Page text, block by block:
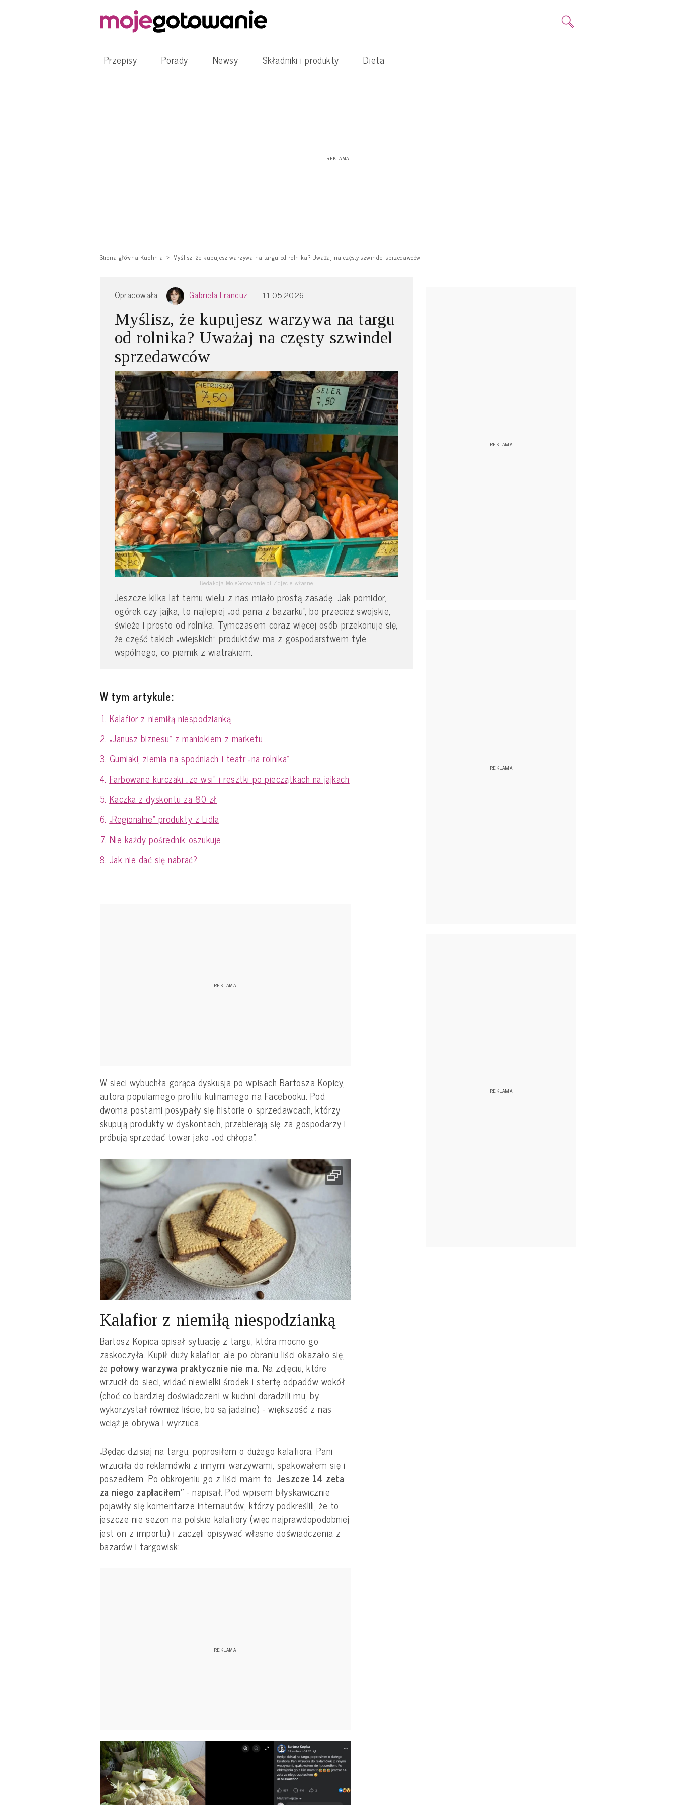
Przepisy Porady Newsy Składniki i produkty Dieta
Strona główna Kuchnia Myślisz, że kupujesz warzywa na targu od rolnika? Uważaj na częsty szwindel sprzedawców
Opracowała: Gabriela Francuz 11.05.2026
Myślisz, że kupujesz warzywa na targu
od rolnika? Uważaj na częsty szwindel
sprzedawców
Redakcja MojeGotowanie.pl Zdjęcie własne
Jeszcze kilka lat temu wielu z nas miało prostą zasadę. Jak pomidor,
ogórek czy jajka, to najlepiej „od pana z bazarku”, bo przecież swojskie,
świeże i prosto od rolnika. Tymczasem coraz więcej osób przekonuje się,
że część takich „wiejskich” produktów ma z gospodarstwem tyle
wspólnego, co piernik z wiatrakiem.
W tym artykule:
Kalafior z niemiłą niespodzianką
„Janusz biznesu” z maniokiem z marketu
Gumiaki, ziemia na spodniach i teatr „na rolnika”
Farbowane kurczaki „ze wsi” i resztki po pieczątkach na jajkach
Kaczka z dyskontu za 80 zł
„Regionalne” produkty z Lidla
Nie każdy pośrednik oszukuje
Jak nie dać się nabrać?
W sieci wybuchła gorąca dyskusja po wpisach Bartosza Kopicy,
autora popularnego profilu kulinarnego na Facebooku. Pod
dwoma postami posypały się historie o sprzedawcach, którzy
skupują produkty w dyskontach, przebierają się za gospodarzy i
próbują sprzedać towar jako „od chłopa”.
Kalafior z niemiłą niespodzianką
Bartosz Kopica opisał sytuację z targu, która mocno go
zaskoczyła. Kupił duży kalafior, ale po obraniu liści okazało się,
że połowy warzywa praktycznie nie ma. Na zdjęciu, które
wrzucił do sieci, widać niewielki środek i stertę odpadów wokół
(choć co bardziej doświadczeni w kuchni doradzili mu, by
wykorzystał również liście, bo są jadalne) - większość z nas
wciąż je obrywa i wyrzuca.
„Będąc dzisiaj na targu, poprosiłem o dużego kalafiora. Pani
wrzuciła do reklamówki z innymi warzywami, spakowałem się i
poszedłem. Po obkrojeniu go z liści mam to. Jeszcze 14 zeta
za niego zapłaciłem” - napisał. Pod wpisem błyskawicznie
pojawiły się komentarze internautów, którzy podkreślili, że to
jeszcze nie sezon na polskie kalafiory (więc najprawdopodobniej
jest on z importu) i zaczęli opisywać własne doświadczenia z
bazarów i targowisk: